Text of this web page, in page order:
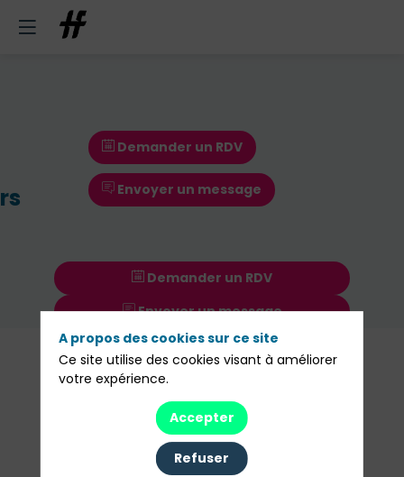
Demander un RDV
Envoyer un message
Demander un RDV
Envoyer un message
Nos
Sessions
Toutes les sessions
A propos des cookies sur ce site
Ce site utilise des cookies visant à améliorer
votre expérience.
Accepter
Refuser